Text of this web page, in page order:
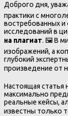
Доброго дня,
практики с
востребованных
исследований в
на плагиат. 🖼️ В
изображений, а
глубокий
произведение от
Настоящая статья
максимально
реальные кейсы,
известны только